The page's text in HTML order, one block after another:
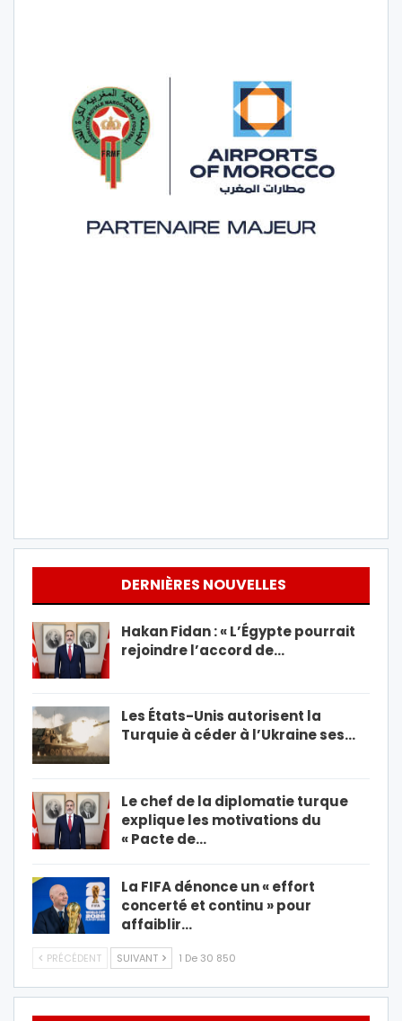
DERNIÈRES NOUVELLES
Hakan Fidan : « L’Égypte pourrait
rejoindre l’accord de…
Les États-Unis autorisent la
Turquie à céder à l’Ukraine ses…
Le chef de la diplomatie turque
explique les motivations du
« Pacte de…
La FIFA dénonce un « effort
concerté et continu » pour
affaiblir…
PRÉCÉDENT SUIVANT 1 De 30 850